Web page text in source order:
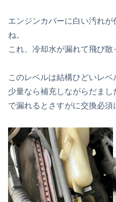
エンジンカバーに白い汚れ
ね。
これ、冷却水が漏れて飛び散
このレベルは結構ひどいレベ
少量なら補充しながらだま
で漏れるとさすがに交換必須